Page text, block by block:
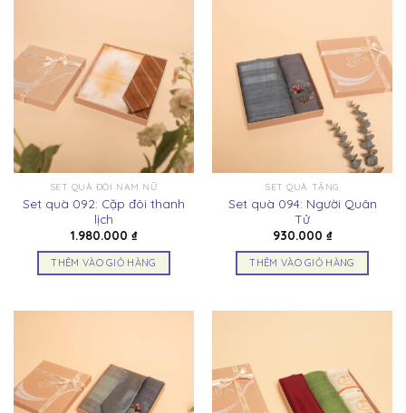
SET QUÀ ĐÔI NAM NỮ
Set quà 092: Cặp đôi thanh
lịch
1.980.000 ₫
THÊM VÀO GIỎ HÀNG
SET QUÀ TẶNG
Set quà 094: Người Quân
Tử
930.000 ₫
THÊM VÀO GIỎ HÀNG